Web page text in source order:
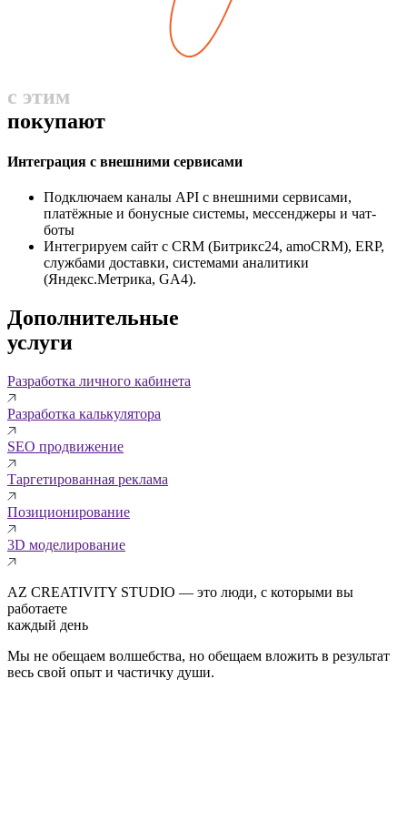
с этим
покупают
Интеграция с внешними сервисами
Подключаем каналы API с внешними сервисами,
платёжные и бонусные системы, мессенджеры и чат-
боты
Интегрируем сайт с CRM (Битрикс24, amoCRM), ERP,
службами доставки, системами аналитики
(Яндекс.Метрика, GA4).
Дополнительные
услуги
Разработка личного кабинета
Разработка калькулятора
SEO продвижение
Таргетированная реклама
Позиционирование
3D моделирование
AZ CREATIVITY STUDIO — это люди, с которыми вы
работаете
каждый день
Мы не обещаем волшебства, но обещаем вложить в результат
весь свой опыт и частичку души.